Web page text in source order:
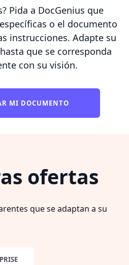
Pida a DocGenius que
o el documento
instrucciones. Adapte su
que se corresponda
con su visión.
MI DOCUMENTO
ofertas
que se adaptan a su